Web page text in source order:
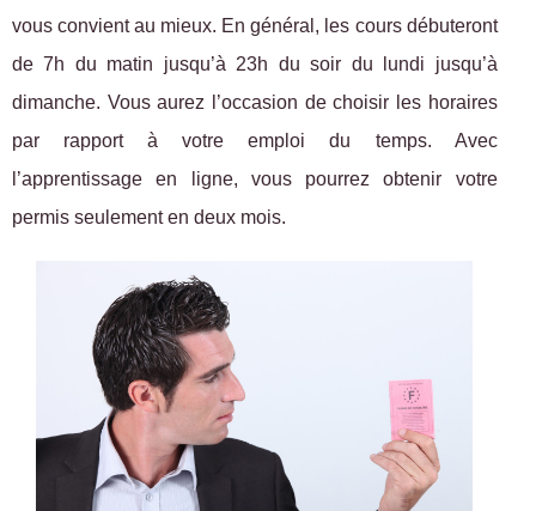
vous convient au mieux. En général, les cours débuteront
de 7h du matin jusqu’à 23h du soir du lundi jusqu’à
dimanche. Vous aurez l’occasion de choisir les horaires
par rapport à votre emploi du temps. Avec
l’apprentissage en ligne, vous pourrez obtenir votre
permis seulement en deux mois.